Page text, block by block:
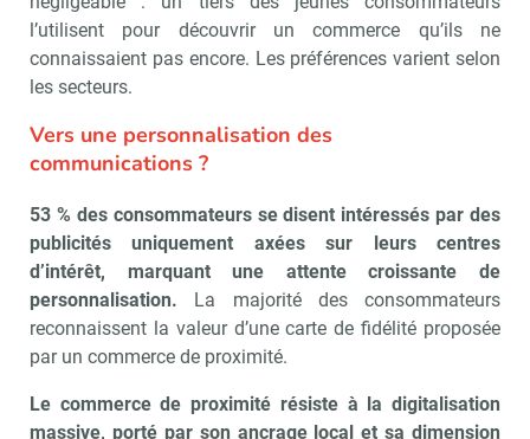
l’utilisent pour découvrir un commerce qu’ils ne
connaissaient pas encore. Les préférences varient selon
les secteurs.
Vers une personnalisation des
communications ?
53 % des consommateurs se disent intéressés par des
publicités uniquement axées sur leurs centres
d’intérêt, marquant une attente croissante de
personnalisation. La majorité des consommateurs
reconnaissent la valeur d’une carte de fidélité proposée
par un commerce de proximité.
Le commerce de proximité résiste à la digitalisation
massive, porté par son ancrage local et sa dimension
Recevoir Républik Retail
Valider
Non merci, je reçois déjà